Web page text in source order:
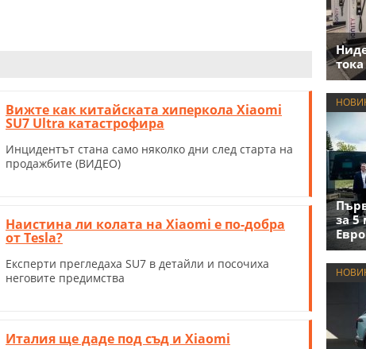
Вижте как китайската хиперкола Xiaomi
SU7 Ultra катастрофира
Инцидентът стана само няколко дни след старта на
продажбите (ВИДЕО)
Наистина ли колата на Xiaomi е по-добра
от Tesla?
Експерти прегледаха SU7 в детайли и посочиха
неговите предимства
Италия ще даде под съд и Xiaomi
за 5